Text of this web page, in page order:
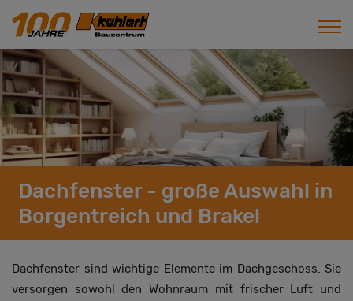
Dachfenster - große Auswahl in
Borgentreich und Brakel
Dachfenster sind wichtige Elemente im Dachgeschoss. Sie
versorgen sowohl den Wohnraum mit frischer Luft und